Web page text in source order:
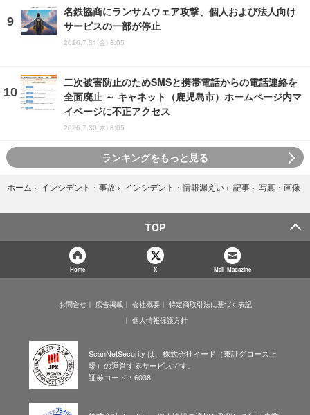
名鉄協商にランサムウェア攻撃、個人および法人向け
サービスの一部が停止
2026.7.31(金) 8:05
二次被害防止のためSMSと携帯電話からの電話連絡を
全面廃止 ～ キャネット（鹿児島市）ホームページ内マ
イページに不正アクセス
2026.7.30(木) 8:05
ランキングをもっと見る
ホーム › インシデント・事故 › インシデント・情報漏えい › 記事 › 写真・画像
TOP
Home X Mail Magazine
お問合せ 広告掲載 会社概要
特定商取引法に基づく表記
個人情報保護方針
ScanNetSecurity は、株式会社イード（東証グロース上
場）の運営するサービスです。
証券コード：6038